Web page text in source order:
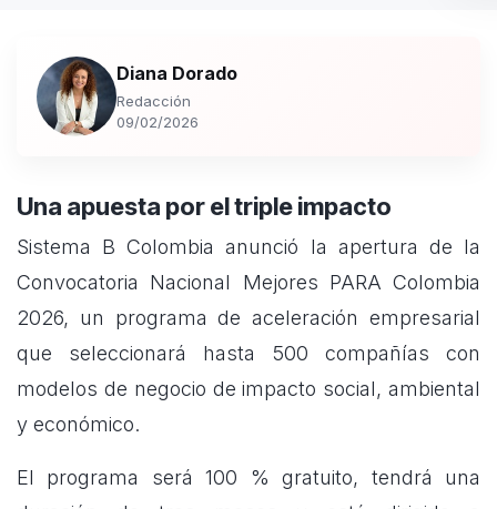
Diana Dorado
Redacción
09/02/2026
Una apuesta por el triple impacto
Sistema B Colombia anunció la apertura de la
Convocatoria Nacional Mejores PARA Colombia
2026, un programa de aceleración empresarial
que seleccionará hasta 500 compañías con
modelos de negocio de impacto social, ambiental
y económico.
El programa será 100 % gratuito, tendrá una